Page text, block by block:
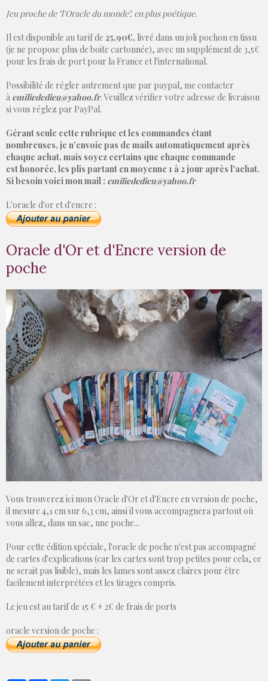
Jeu proche de "l'Oracle du monde", en plus poétique.
Il est disponible au tarif de 25,90€, livré dans un joli pochon en tissu
(je ne propose plus de boite cartonnée), avec un supplément de 3,5€
pour les frais de port pour la France et l'international.
Possibilité de régler autrement que par paypal, me contacter
à emiliededieu@yahoo.fr. Veuillez vérifier votre adresse de livraison
si vous réglez par PayPal.
Gérant seule cette rubrique et les commandes étant
nombreuses, je n'envoie pas de mails automatiquement après
chaque achat, mais soyez certains que chaque commande
est honorée, les plis partant en moyenne 1 à 2 jour après l'achat.
Si besoin voici mon mail : emiliededieu@yahoo.fr
L'oracle d'or et d'encre :
Oracle d'Or et d'Encre version de
poche
Vous trouverez ici mon Oracle d'Or et d'Encre en version de poche,
il mesure 4,1 cm sur 6,3 cm, ainsi il vous accompagnera partout où
vous allez, dans un sac, une poche...
Pour cette édition spéciale, l'oracle de poche n'est pas accompagné
de cartes d'explications (car les cartes sont trop petites pour cela, ce
ne serait pas lisible), mais les lames sont assez claires pour être
facilement interprétées et les tirages compris.
Le jeu est au tarif de 15 € + 2€ de frais de ports
oracle version de poche :